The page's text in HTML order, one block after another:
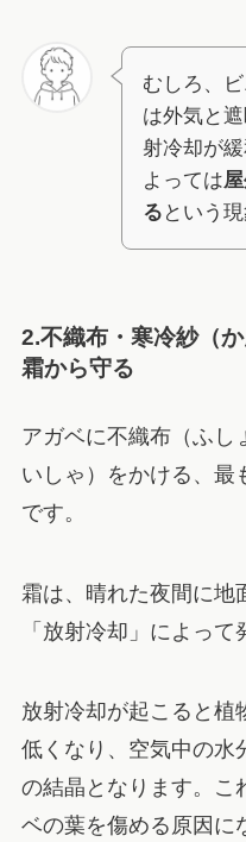
むしろ、
は外気と
射冷却が
よっては
る という
2.不織布・寒冷紗（
霜から守る
アガベに不織布（ふし
いしゃ）をかける、最
です。
霜は、晴れた夜間に地
「放射冷却」によって
放射冷却が起こると植
低くなり、空気中の水
の結晶となります。こ
ベの葉を傷める原因に